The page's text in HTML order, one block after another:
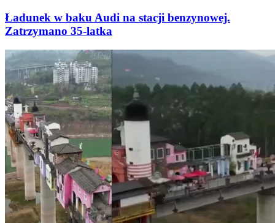
Ładunek w baku Audi na stacji benzynowej.
Zatrzymano 35-latka